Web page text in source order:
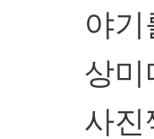
야
상
사진